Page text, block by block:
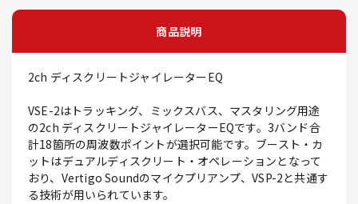
商品説明
2ch ディスクリートジャイレーターEQ
VSE-2はトラッキング、ミックスバス、マスタリング用途
の2ch ディスクリートジャイレーターEQです。3バンド合
計18箇所の周波数ポイントが選択可能です。ブースト・カ
ットはデュアルディスクリート・オペレーションとなって
おり、Vertigo Soundのマイクプリアンプ、VSP-2と共通す
る技術が用いられています。